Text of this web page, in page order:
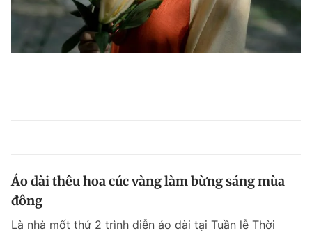
Áo dài thêu hoa cúc vàng làm bừng sáng mùa
đông
Là nhà mốt thứ 2 trình diễn áo dài tại Tuần lễ Thời